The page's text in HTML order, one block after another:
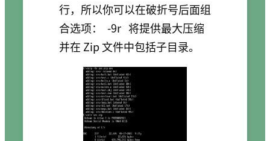
行，所以你可以在破折号后面组
合选项：
-9r 将提供最大压缩
并在 Zip 文件中包括子目录。